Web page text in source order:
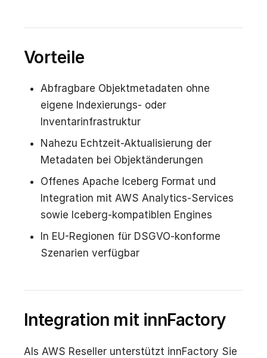
Vorteile
Abfragbare Objektmetadaten ohne
eigene Indexierungs- oder
Inventarinfrastruktur
Nahezu Echtzeit-Aktualisierung der
Metadaten bei Objektänderungen
Offenes Apache Iceberg Format und
Integration mit AWS Analytics-Services
sowie Iceberg-kompatiblen Engines
In EU-Regionen für DSGVO-konforme
Szenarien verfügbar
Integration mit innFactory
Als AWS Reseller unterstützt innFactory Sie